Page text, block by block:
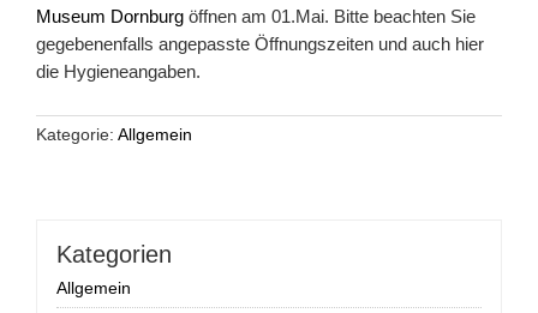
Museum Dornburg öffnen am 01.Mai. Bitte beachten Sie
gegebenenfalls angepasste Öffnungszeiten und auch hier
die Hygieneangaben.
Kategorie: Allgemein
Kategorien
Allgemein